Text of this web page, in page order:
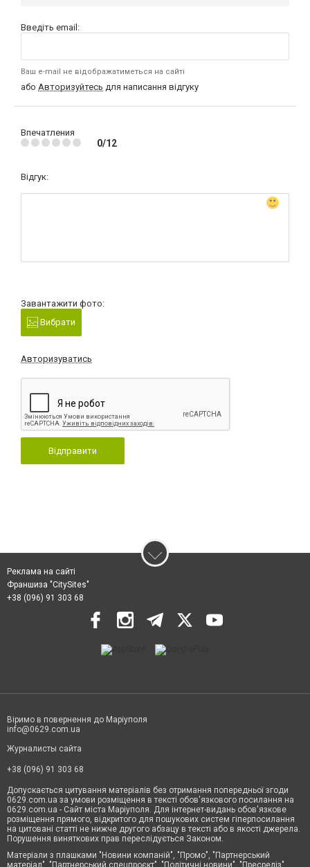
Введіть email:
Ваш e-mail не відображатиметься на сайті
або Авторизуйтесь для написання відгуку
Впечатления
0/12
Відгук:
Завантажити фото:
Вибрати
Авторизуватись
Відправити
Реклама на сайті
Франшиза "CitySites"
+38 (096) 91 303 68
Віримо в повернення до Маріуполя
info@0629.com.ua
Журналисты сайта
+38 (096) 91 303 68
Допускається цитування матеріалів без отримання попередньої згоди
0629.com.ua за умови розміщення в тексті обов'язкового посилання на
0629.com.ua - Сайт міста Маріуполя. Для інтернет-видань обов'язкове
розміщення прямого, відкритого для пошукових систем гіперпосилання
на цитовані статті не нижче другого абзацу в тексті або в якості джерела.
Порушення виняткових прав переслідується Законом.
Матеріали з плашками "Новини компаній", "Промо", "Партнерський
матеріал", "Партнерський спецпроєкт", "Політичні новини", "Пресреліз",